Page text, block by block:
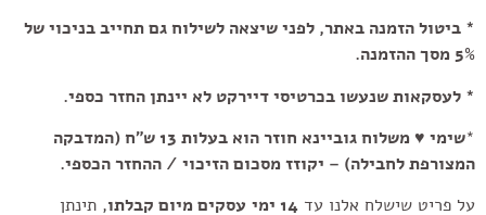
* ביטול הזמנה באתר, לפני שיצאה לשילוח גם תחייב בניכוי של
5% מסך ההזמנה
.
* לעסקאות שנעשו בכרטיסי דיירקט לא יינתן החזר כספי.
*
שימי ♥ משלוח גוביינא חוזר הוא בעלות 13 ש"ח (המדבקה
המצורפת לחבילה) – יקוזז מסכום הזיכוי / ההחזר הכספי.
על פריט שישלח אלנו עד 14 ימי עסקים מיום קבלתו, תינתן